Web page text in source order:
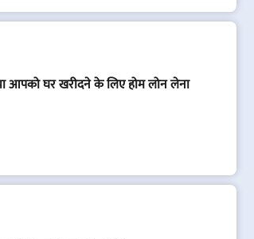
आपको घर खरीदने के लिए होम लोन लेना